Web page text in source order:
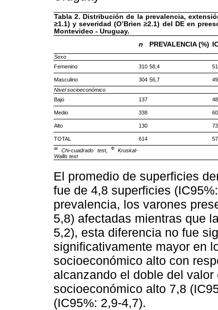
Tabla 2. Distribución de la prevalencia,
≥1.1) y severidad (O’Brien ≥2.1) del DE en
Montevideo - Uruguay.
n
PREVALENCIA (%)
Sexo
Femenino
310 58,4
Masculino 304 56,7
Nivel socioeconómico
Bajo
137
Medio 338
Alto 130
TOTAL 614
ᴂ Chi-cuadrado test, Φ
Kruskal-
Wallis test
El promedio de superficies
fue de 4,8 superficies
prevalencia, los varones
5,8) afectadas mientras que
5,2), esta diferencia no fue
significativamente mayor en
socioeconómico alto con
alcanzando el doble del
socioeconómico alto 7,8
(IC95%: 2,9-4,7).